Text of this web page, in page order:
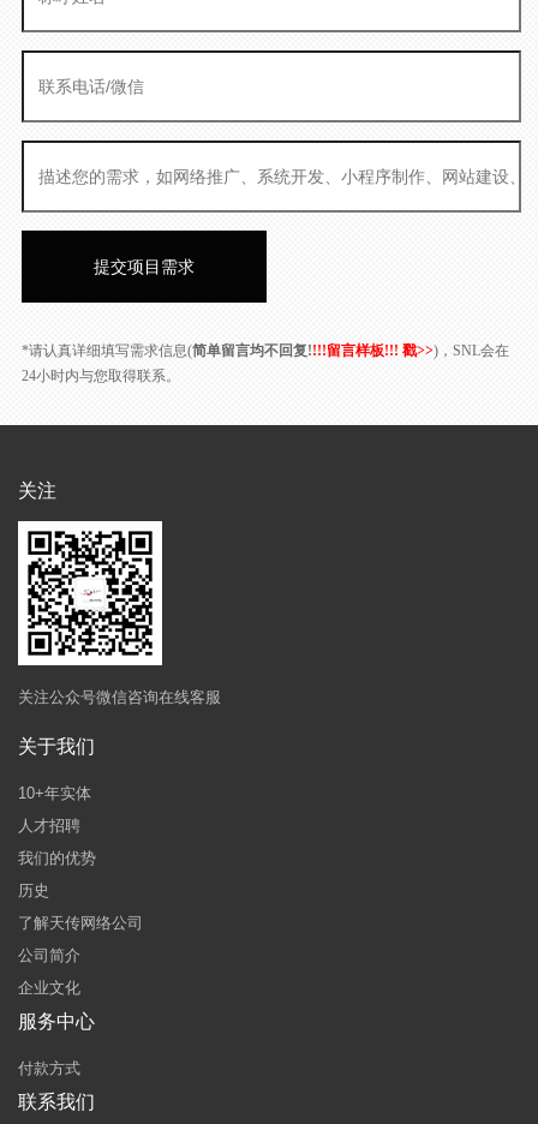
*请认真详细填写需求信息(简单留言均不回复!!!!留言样板!!! 戳>>)，SNL会在
24小时内与您取得联系。
关注
关注公众号微信咨询在线客服
关于我们
10+年实体
人才招聘
我们的优势
历史
了解天传网络公司
公司简介
企业文化
服务中心
付款方式
联系我们